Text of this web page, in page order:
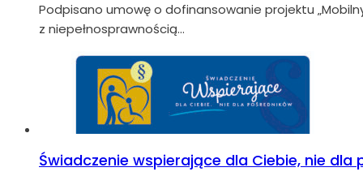
Podpisano umowę o dofinansowanie projektu
z niepełnosprawnością…
Świadczenie wspierające dla Ciebie, nie dla